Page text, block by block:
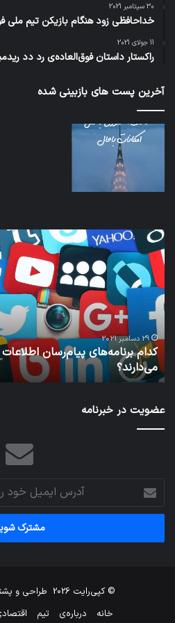
30 سپتامبر 2021
خداحافظی زود هنگام بازیکن تیم ملی
11 جولای 2021
راکستار داستان فوق‌العاده‌ی رد دد
آخرین پست های بازبینی شده
کدام
برنامه‌های
پیام‌رسان
اطلاعات
کاربران
را
واقعا
امن
نگه
می‌دارند؟
29 دسامبر 2021
کدام برنامه‌های پیام‌رسان اطلاعات
می‌دارند؟
عضویت در خبرنامه
آدرس
ایمیل
خود
وارد
© کپی‌رایت 2026 طراحی و
خانه
درباره‌ی تیم